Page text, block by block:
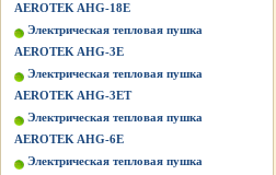
AEROTEK AHG-18E
Электрическая тепловая пушка
AEROTEK AHG-3E
Электрическая тепловая пушка
AEROTEK AHG-3ET
Электрическая тепловая пушка
AEROTEK AHG-6E
Электрическая тепловая пушка